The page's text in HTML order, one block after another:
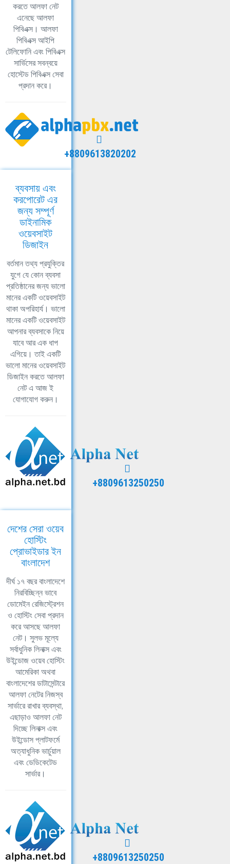
করতে আলফা নেট
এনেছে আলফা
পিবিএক্স। আলফা
পিবিএক্স আইপি
টেলিফোনি এবং পিবিএক্স
সার্ভিসের সবন্বয়ে
হোস্টেড পিবিএক্স সেবা
প্রদান করে।
+8809613820202
ব্যবসায় এবং
করপোরেট এর
জন্য সম্পূর্ণ
ডাইনামিক
ওয়েবসাইট
ডিজাইন
বর্তমান তথ্য প্রযুক্তির
যুগে যে কোন ব্যবসা
প্রতিষ্ঠানের জন্য ভালো
মানের একটি ওয়েবসাইট
থাকা অপরিহার্য। ভালো
মানের একটি ওয়েবসাইট
আপনার ব্যবসাকে নিয়ে
যাবে আর এক ধাপ
এগিয়ে। তাই একটি
ভালো মানের ওয়েবসাইট
ডিজাইন করতে আলফা
নেট এ আজ ই
যোগাযোগ করুন।
+8809613250250
দেশের সেরা ওয়েব
হোস্টিং
প্রোভাইডার ইন
বাংলাদেশ
দীর্ঘ ১৭ বছর বাংলাদেশে
নিরবিচ্ছিন্ন ভাবে
ডোমেইন রেজিস্ট্রেশন
ও হোস্টিং সেবা প্রদান
করে আসছে আলফা
নেট। সুলভ মূল্যে
সর্বাধুনিক লিনাক্স এবং
উইন্ডোজ ওয়েব হোস্টিং
আমেরিকা অথবা
বাংলাদেশের ডাটাসেন্টারে
আলফা নেটের নিজস্ব
সার্ভারে রাখার ব্যবস্থা,
এছাড়াও আলফা নেট
দিচ্ছে লিনাক্স এবং
উইন্ডোস প্লাটফর্মে
অত্যাধুনিক ভার্চুয়াল
এবং ডেডিকেটেড
সার্ভার।
+8809613250250